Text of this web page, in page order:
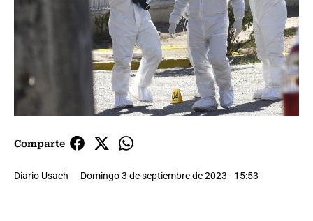
Comparte
Diario Usach Domingo 3 de septiembre de 2023 - 15:53